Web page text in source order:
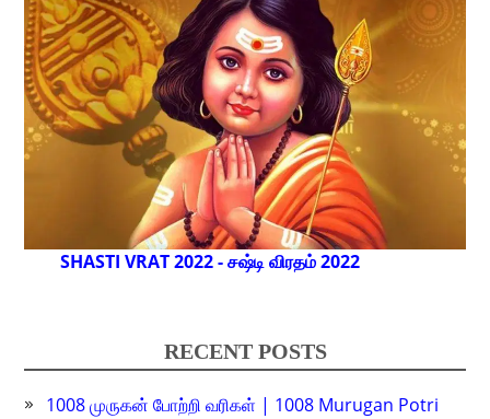
SHASTI VRAT 2022 - சஷ்டி விரதம் 2022
RECENT POSTS
1008 முருகன் போற்றி வரிகள் | 1008 Murugan Potri